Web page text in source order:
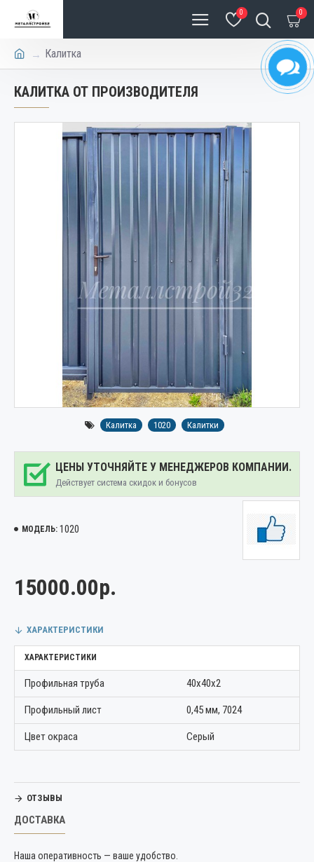
0 0
Калитка
КАЛИТКА ОТ ПРОИЗВОДИТЕЛЯ
Калитка 1020 Калитки
ЦЕНЫ УТОЧНЯЙТЕ У МЕНЕДЖЕРОВ КОМПАНИИ.
Действует система скидок и бонусов
МОДЕЛЬ: 1020
15000.00р.
ХАРАКТЕРИСТИКИ
ХАРАКТЕРИСТИКИ
Профильная труба 40х40х2
Профильный лист 0,45 мм, 7024
Цвет окраса Серый
ОТЗЫВЫ
ДОСТАВКА
Наша оперативность — ваше удобство.